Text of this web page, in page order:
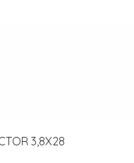
3,8X28